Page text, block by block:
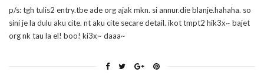
p/s: tgh tulis2 entry.tbe ade org ajak mkn. si annur.die blanje.hahaha. so
sini je la dulu aku cite. nt aku cite secare detail. ikot tmpt2 hik3x~ bajet
org nk tau la el! boo! ki3x~ daaa~